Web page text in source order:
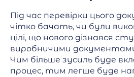
Під час перевірки цього
чітко бачать, чи були
цілі, що нового дізнався
виробничими
Чим більше зусиль буде
процес, тим легше буде